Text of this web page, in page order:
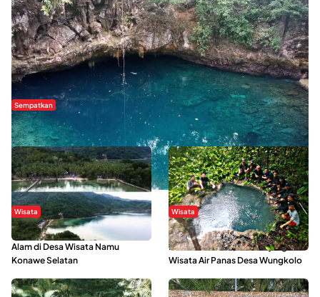
Sempatkan
Danau Rebi-Rebi, Pesona Alam Tersembunyi di Morowali
Wisata
Menikmati Suasana Keindahan
Alam di Desa Wisata Namu
Konawe Selatan
Wisata
Sering Menjadi Tempat Refreshing
Mahasiswa KKN, Yuk Kunjungi
Wisata Air Panas Desa Wungkolo